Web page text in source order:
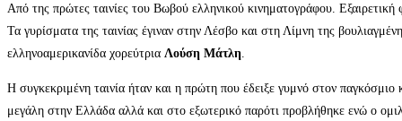
Από της πρώτες ταινίες του Βωβού ελληνικού κινηματογράφου.
Τα γυρίσματα της ταινίας έγιναν στην Λέσβο και στη Λίμνη της
ελληνοαμερικανίδα χορεύτρια Λούση Μάτλη
Η συγκεκριμένη ταινία ήταν και η πρώτη που έδειξε γυμνό στον
μεγάλη στην Ελλάδα αλλά και στο εξωτερικό παρότι προβλήθηκε ενώ ο